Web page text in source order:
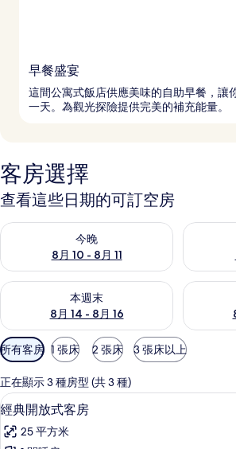
早餐盛宴
這間公寓式飯店供應美味的自助早餐，讓
一天。為觀光探險提供完美的補充能量。
客房選擇
查看這些日期的可訂空房
今晚
8月 10 - 8月 11
查看今晚 8月 10 - 8月 11的可訂空房查看明日
本週末
8月 14 - 8月 16
查看本週末 8月 14 - 8月 16的可訂空房查看下
可
用
嘅
客
房
篩
所有客房 1 張床 2 張床 3 張床以上
正在顯示 3 種房型 (共 3 種)
載
入
所
經典開放
8
經典開放式客房
25 平方米